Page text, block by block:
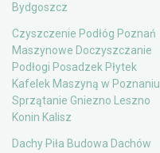
Bydgoszcz
Czyszczenie Podłóg Poznań
Maszynowe Doczyszczanie
Podłogi Posadzek Płytek
Kafelek Maszyną w Poznaniu
Sprzątanie Gniezno Leszno
Konin Kalisz
Dachy Piła Budowa Dachów